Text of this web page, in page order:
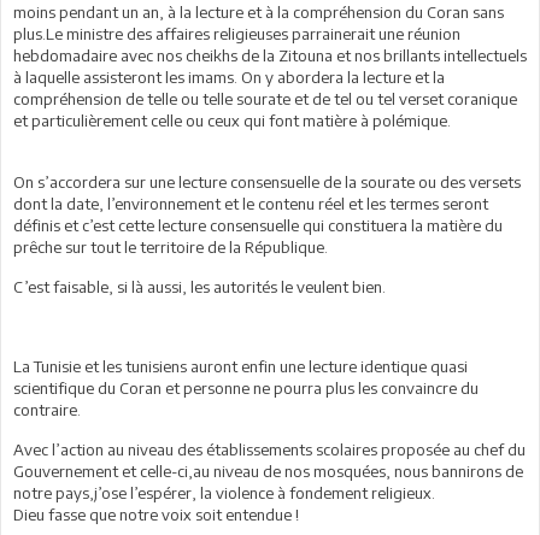
moins pendant un an, à la lecture et à la compréhension du Coran sans
plus.Le ministre des affaires religieuses parrainerait une réunion
hebdomadaire avec nos cheikhs de la Zitouna et nos brillants intellectuels
à laquelle assisteront les imams. On y abordera la lecture et la
compréhension de telle ou telle sourate et de tel ou tel verset coranique
et particulièrement celle ou ceux qui font matière à polémique.
On s’accordera sur une lecture consensuelle de la sourate ou des versets
dont la date, l’environnement et le contenu réel et les termes seront
définis et c’est cette lecture consensuelle qui constituera la matière du
prêche sur tout le territoire de la République.
C’est faisable, si là aussi, les autorités le veulent bien.
La Tunisie et les tunisiens auront enfin une lecture identique quasi
scientifique du Coran et personne ne pourra plus les convaincre du
contraire.
Avec l’action au niveau des établissements scolaires proposée au chef du
Gouvernement et celle-ci,au niveau de nos mosquées, nous bannirons de
notre pays,j’ose l’espérer, la violence à fondement religieux.
Dieu fasse que notre voix soit entendue !